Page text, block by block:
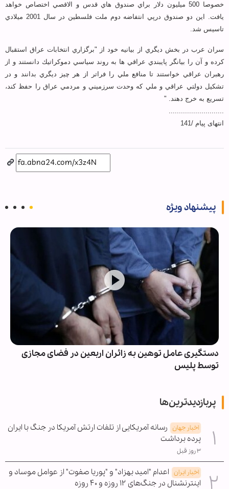
خصوصا 500 ميليون دلار براي صندوق هاي قدس و الاقصي اختصاص خواهد
يافت. اين دو صندوق درپي انتفاضه دوم ملت فلسطين در سال 2001 ميلادي
تاسيس شد.
سران عرب در بخش ديگري از بيانيه خود از "برگزاري انتخابات عراق استقبال
كرده و آن را بيانگر پايبندي عراقي ها به روند سياسي دموكراتيك دانستند و از
رهبران عراقي خواستند تا منافع ملي را فراتر از هر چيز ديگري بدانند و در
تشكيل دولتي عراقي و ملي كه وحدت سرزميني و مردمي عراق را حفظ كند،
تسريع به خرج دهند. "
...........................
انتهای پیام /141
پیشنهاد ویژه
دستگیری عامل توهین به زائران اربعین در فضای مجازی
توسط پلیس
پربازدیدترین‌ها
اخبار جهان رسانه آمریکایی از تلفات ارتش آمریکا در جنگ با ایران
پرده برداشت
۳ روز قبل
اخبار ایران اعدام "امید بهزاد" و "پوریا صفوت" از عوامل موساد و
اینترنشنال در جنگ‌های ۱۲ روزه و ۴۰ روزه